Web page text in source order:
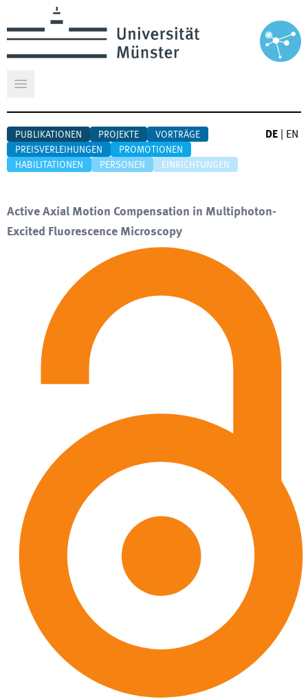
Hauptmenü öffnen
PUBLIKATIONEN PROJEKTE
VORTRÄGE
PREISVERLEIHUNGEN
PROMOTIONEN
HABILITATIONEN
PERSONEN EINRICHTUNGEN
DE EN
Active Axial Motion Compensation in Multiphoton-
Excited Fluorescence Microscopy